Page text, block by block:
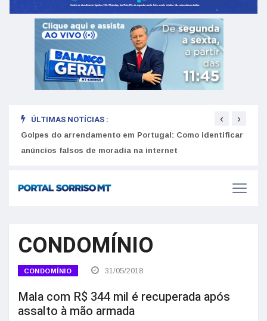
ÚLTIMAS NOTÍCIAS :
Golpes do arrendamento em Portugal: Como identificar
anúncios falsos de moradia na internet
‹ ›
CONDOMÍNIO
CONDOMÍNIO 31/05/2018
Mala com R$ 344 mil é recuperada após
assalto à mão armada